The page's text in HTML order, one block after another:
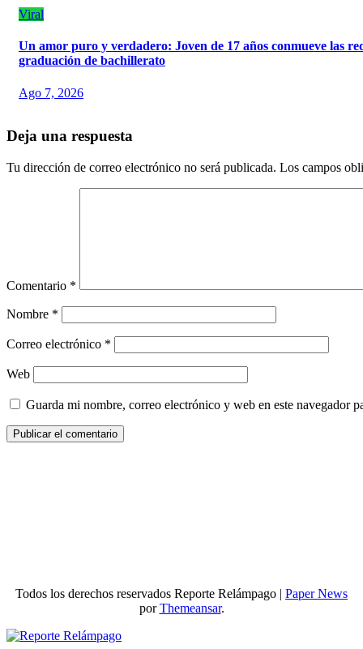
Viral
Un amor puro y verdadero: Joven de 17 años conmueve las
graduación de bachillerato
Ago 7, 2026
Deja una respuesta
Tu dirección de correo electrónico no será publicada. Los campos
Comentario *
Nombre *
Correo electrónico *
Web
Guarda mi nombre, correo electrónico y web en este navegador
Todos los derechos reservados Reporte Relámpago | Paper News
porThemeansar.